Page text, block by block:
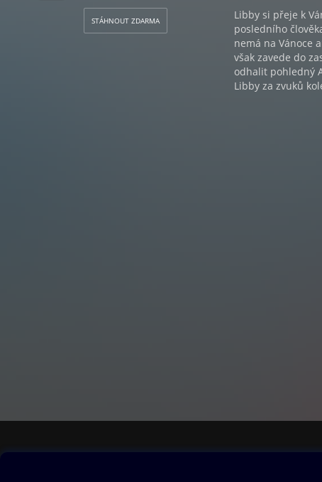
STÁHNOUT ZDARMA
Libby si přeje k
posledního
nemá na Vánoce
však zavede do
odhalit pohledný
Libby za zvuků